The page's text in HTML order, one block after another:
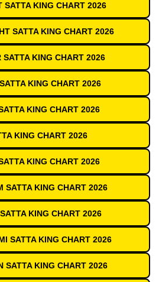
SATTA KING CHART 2026
SATTA KING CHART 2026
SATTA KING CHART 2026
KING CHART 2026
KING CHART 2026
KING CHART 2026
KING CHART 2026
SATTA KING CHART 2026
KING CHART 2026
SATTA KING CHART 2026
SATTA KING CHART 2026